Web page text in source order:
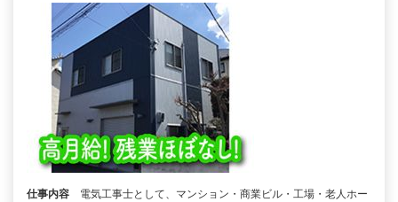
仕事内容
電気工事士として、マンション・商業ビル・工場・老人ホー